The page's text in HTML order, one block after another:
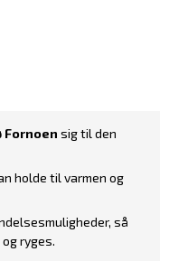
Fornoen sig til den
holde til varmen og
så
ryges.